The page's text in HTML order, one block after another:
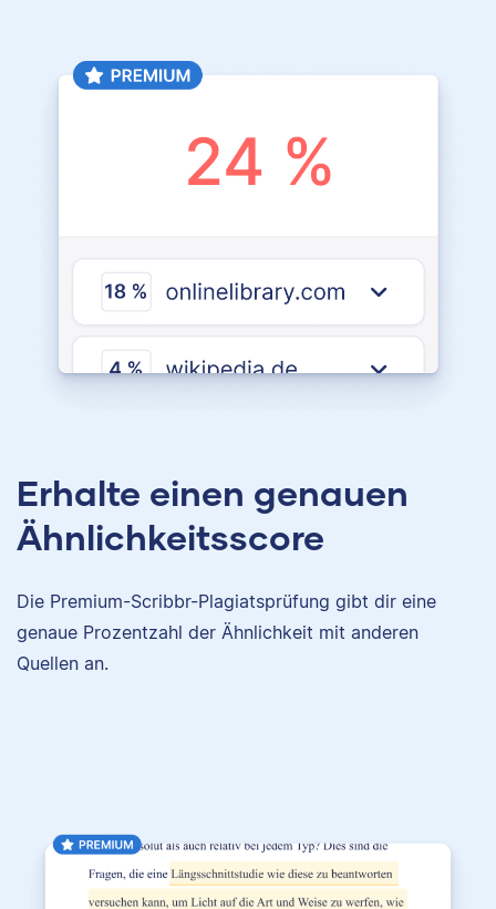
Erhalte einen genauen
Ähnlichkeitsscore
Die Premium-Scribbr-Plagiatsprüfung gibt dir eine
genaue Prozentzahl der Ähnlichkeit mit anderen
Quellen an.